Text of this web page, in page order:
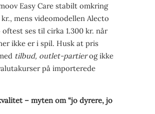
Easy Care stabilt omkring
mens videomodellen Alecto
ses til cirka 1.300 kr. når
ikke er i spil. Husk at pris
tilbud, outlet-partierog ikke
på importerede
– myten om “jo dyrere, jo